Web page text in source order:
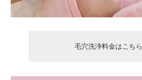
毛穴洗浄料金はこちら